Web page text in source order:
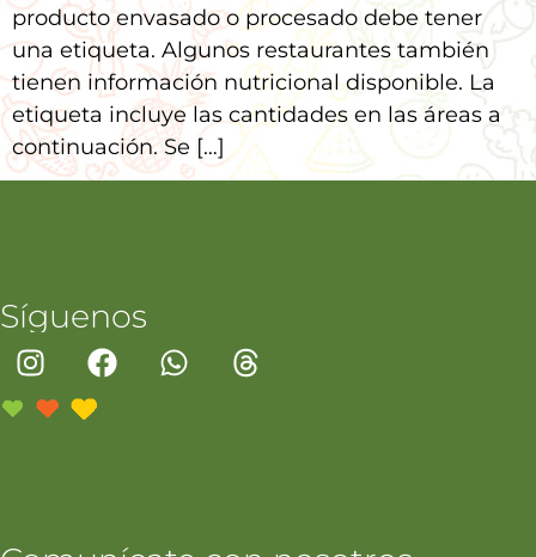
producto envasado ​​o procesado debe tener
una etiqueta. Algunos restaurantes también
tienen información nutricional disponible. La
etiqueta incluye las cantidades en las áreas a
continuación. Se […]
Síguenos